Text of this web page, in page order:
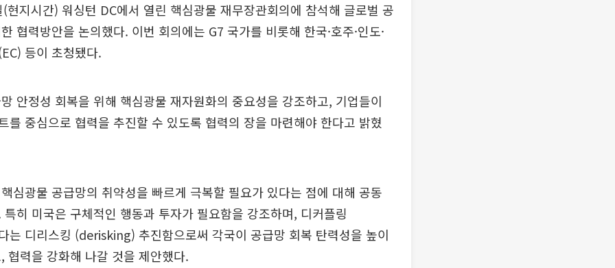
현지시간) 워싱턴 DC에서 열린 핵심광물 재무장관회의에 참석해 글로벌 공
협력방안을 논의했다. 이번 회의에는 G7 국가를 비롯해 한국·호주·인도·
등이 초청됐다.
안정성 회복을 위해 핵심광물 재자원화의 중요성을 강조하고, 기업들이
를 중심으로 협력을 추진할 수 있도록 협력의 장을 마련해야 한다고 밝혔
심광물 공급망의 취약성을 빠르게 극복할 필요가 있다는 점에 대해 공동
히 미국은 구체적인 행동과 투자가 필요함을 강조하며, 디커플링
디리스킹 (derisking) 추진함으로써 각국이 공급망 회복 탄력성을 높이
협력을 강화해 나갈 것을 제안했다.